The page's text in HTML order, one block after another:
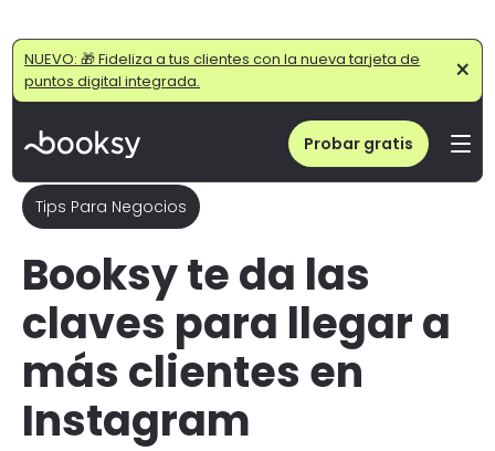
NUEVO: 🎁 Fideliza a tus clientes con la nueva tarjeta de
puntos digital integrada.
×
Probar gratis
Home/Blog/ Booksy te da las claves para llegar a más clientes en Instagram
Tips Para Negocios
Booksy te da las
claves para llegar a
más clientes en
Instagram